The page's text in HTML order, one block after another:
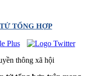
TỔNG HỢP
thông xã hội